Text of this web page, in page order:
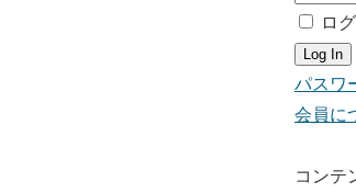
ロ
パスワ
会員に
コンテ